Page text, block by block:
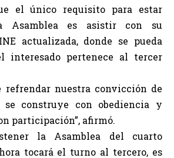
el único requisito para estar
Asamblea es asistir con su
actualizada, donde se pueda
interesado pertenece al tercer
refrendar nuestra convicción de
construye con obediencia y
participación”, afirmó.
la Asamblea del cuarto
tocará el turno al tercero, es